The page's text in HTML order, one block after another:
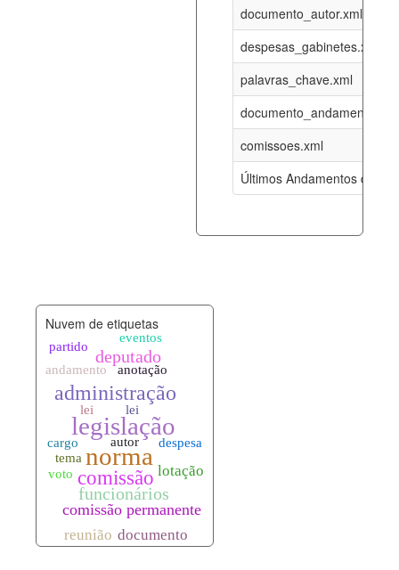
documento_autor.xml
despesas_gabinetes.xml
palavras_chave.xml
documento_andamento.xml
comissoes.xml
Últimos Andamentos de
funcionarios_cargos.xml 12-05-
08-08-
documento_andamento.xml 08-08-
palavras_chave.xml 08-08-
legislacao_norma_anotacoes.xml
Nuvem de etiquetas